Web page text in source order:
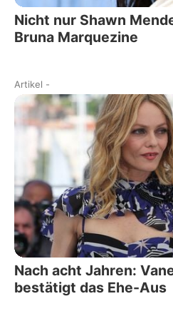
Nicht nur Shawn
Bruna Marquezine
Artikel -
Nach acht Jahren:
bestätigt das Ehe-Aus